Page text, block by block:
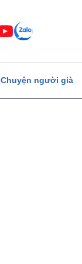
Chuyện người già